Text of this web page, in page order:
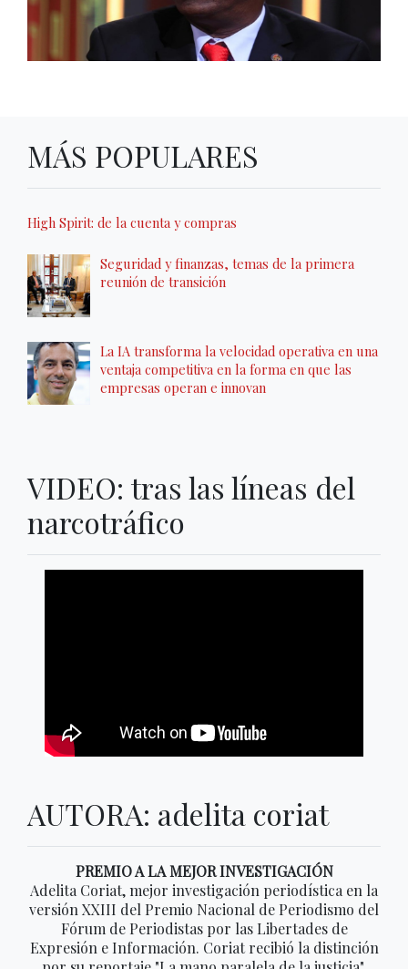
MÁS POPULARES
High Spirit: de la cuenta y compras
Seguridad y finanzas, temas de la primera
reunión de transición
La IA transforma la velocidad operativa en una
ventaja competitiva en la forma en que las
empresas operan e innovan
VIDEO: tras las líneas del
narcotráfico
AUTORA: adelita coriat
PREMIO A LA MEJOR INVESTIGACIÓN
Adelita Coriat, mejor investigación periodística en la
versión XXIII del Premio Nacional de Periodismo del
Fórum de Periodistas por las Libertades de
Expresión e Información. Coriat recibió la distinción